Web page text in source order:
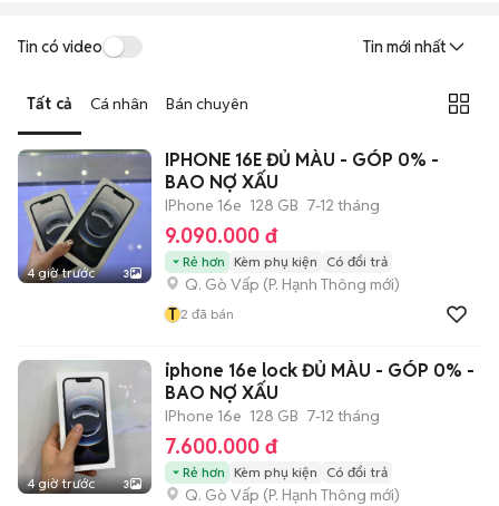
Mua bán nhanh chóng: Giao dịch trực tiếp, ít thủ tục, chốt nhanh khi hai
Tin có video Tin mới nhất
Tất cả Cá nhân Bán chuyên
4 giờ trước 3
IPHONE 16E ĐỦ MÀU - GÓP 0% -
BAO NỢ XẤU
IPhone 16e 128 GB 7-12 tháng
9.090.000 đ
Rẻ hơn Kèm phụ kiện Có đổi trả
Q. Gò Vấp (P. Hạnh Thông mới)
T 2 đã bán
4 giờ trước 3
iphone 16e lock ĐỦ MÀU - GÓP 0% -
BAO NỢ XẤU
IPhone 16e 128 GB 7-12 tháng
7.600.000 đ
Rẻ hơn Kèm phụ kiện Có đổi trả
Q. Gò Vấp (P. Hạnh Thông mới)